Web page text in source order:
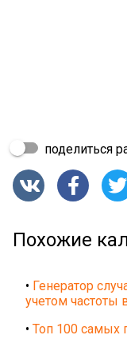
поделиться
  
Похожие
• Генератор
учетом частоты
• Топ 100 самых